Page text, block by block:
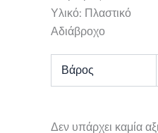
Υλικό: Πλαστικό
Αδιάβροχο
Βάρος
Δεν υπάρχει καμία